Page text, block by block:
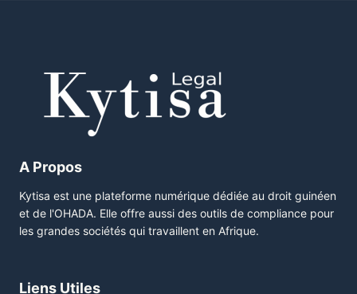
A Propos
Kytisa est une plateforme numérique dédiée au droit guinéen
et de l'OHADA. Elle offre aussi des outils de compliance pour
les grandes sociétés qui travaillent en Afrique.
Liens Utiles